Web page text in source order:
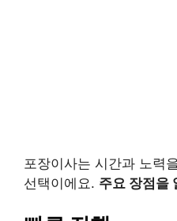
포장이사는 시간과 노력
선택이에요. 주요 장점을